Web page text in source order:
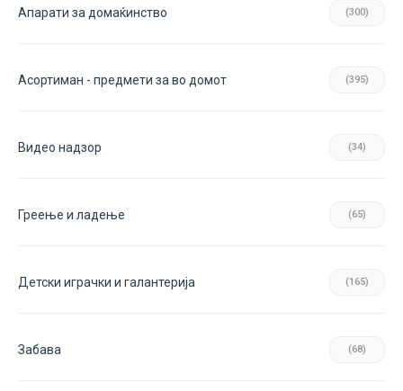
Апарати за домаќинство (300)
Асортиман - предмети за во домот (395)
Видео надзор (34)
Греење и ладење (65)
Детски играчки и галантерија (165)
Забава (68)